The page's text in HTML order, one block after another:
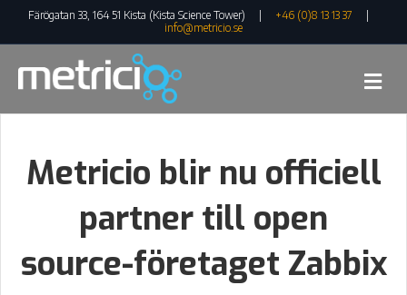
Färögatan 33, 164 51 Kista (Kista Science Tower) | +46 (0)8 13 13 37
info@metricio.se
Metricio blir nu officiell
partner till open
source-företaget Zabbix